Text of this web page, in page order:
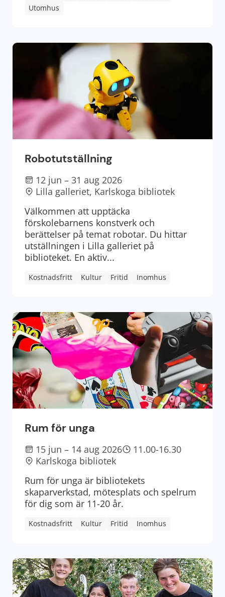
Utomhus
Robotutställning
12 jun – 31 aug 2026
Lilla galleriet, Karlskoga bibliotek
Välkommen att upptäcka
förskolebarnens konstverk och
berättelser på temat robotar. Du hittar
utställningen i Lilla galleriet på
biblioteket. En aktiv...
Kostnadsfritt Kultur Fritid Inomhus
Rum för unga
15 jun – 14 aug 2026
11.00-16.30
Karlskoga bibliotek
Rum för unga är bibliotekets
skaparverkstad, mötesplats och spelrum
för dig som är 11-20 år.
Kostnadsfritt Kultur Fritid Inomhus